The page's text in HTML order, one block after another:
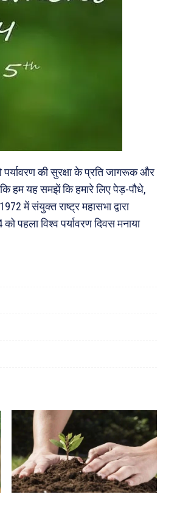
की सुरक्षा के प्रति जागरूक और
हम यह समझें कि हमारे लिए पेड़-पौधे,
में संयुक्त राष्ट्र महासभा द्वारा
पहला विश्व पर्यावरण दिवस मनाया